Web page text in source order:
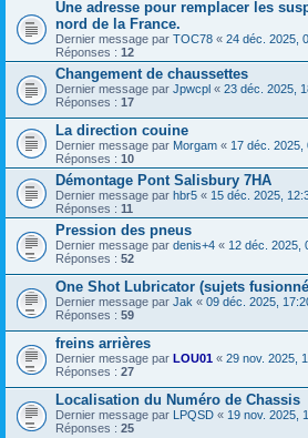
Une adresse pour remplacer les
nord de la France.
Dernier message par TOC78 « 24 déc. 2025,
Réponses : 12
Changement de chaussettes
Dernier message par Jpwcpl « 23 déc. 2025,
Réponses : 17
La direction couine
Dernier message par Morgam « 17 déc. 2025,
Réponses : 10
Démontage Pont Salisbury 7HA
Dernier message par hbr5 « 15 déc. 2025,
Réponses : 11
Pression des pneus
Dernier message par denis+4 « 12 déc. 2025,
Réponses : 52
One Shot Lubricator (sujets
Dernier message par Jak « 09 déc. 2025,
Réponses : 59
freins arrières
Dernier message par LOU01 « 29 nov. 2025,
Réponses : 27
Localisation du Numéro de Chassis
Dernier message par LPQSD « 19 nov. 2025,
Réponses : 25